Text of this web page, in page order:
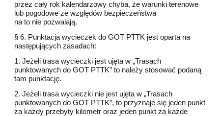
przez cały rok kalendarzowy chyba, że warunki terenowe
lub pogodowe ze względów bezpieczeństwa
na to nie pozwalają.
§ 6. Punktacja wycieczek do GOT PTTK jest oparta na
następujących zasadach:
1. Jeżeli trasa wycieczki jest ujęta w „Trasach
punktowanych do GOT PTTK” to należy stosować podaną
tam punktację.
2. Jeżeli trasa wycieczki nie jest ujęta w „Trasach
punktowanych do GOT PTTK”, to przyznaje się jeden punkt
za każdy przebyty kilometr oraz jeden punkt za każde